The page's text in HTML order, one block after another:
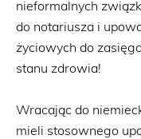
nieformalnych
do notariusza i
życiowych do
stanu zdrowia!
Wracając do
mieli stosownego